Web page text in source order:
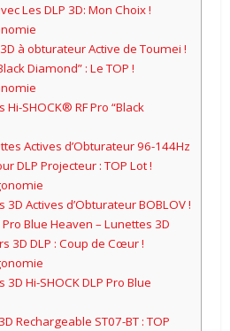
Les DLP 3D: Mon Choix !
à obturateur Active de Toumei !
Diamond” : Le TOP !
SHOCK® RF Pro “Black
Actives d’Obturateur 96-144Hz
DLP Projecteur : TOP Lot !
Actives d’Obturateur BOBLOV !
Pro Blue Heaven – Lunettes 3D
3D DLP : Coup de Cœur !
Hi-SHOCK DLP Pro Blue
Rechargeable ST07-BT : TOP